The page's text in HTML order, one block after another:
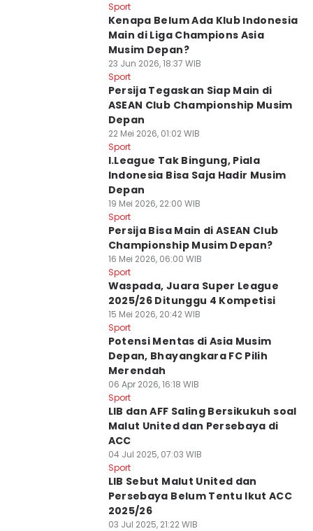
Sport
Kenapa Belum Ada Klub Indonesia
Main di Liga Champions Asia
Musim Depan?
23 Jun 2026, 18:37 WIB
Sport
Persija Tegaskan Siap Main di
ASEAN Club Championship Musim
Depan
22 Mei 2026, 01:02 WIB
Sport
I.League Tak Bingung, Piala
Indonesia Bisa Saja Hadir Musim
Depan
19 Mei 2026, 22:00 WIB
Sport
Persija Bisa Main di ASEAN Club
Championship Musim Depan?
16 Mei 2026, 06:00 WIB
Sport
Waspada, Juara Super League
2025/26 Ditunggu 4 Kompetisi
15 Mei 2026, 20:42 WIB
Sport
Potensi Mentas di Asia Musim
Depan, Bhayangkara FC Pilih
Merendah
06 Apr 2026, 16:18 WIB
Sport
LIB dan AFF Saling Bersikukuh soal
Malut United dan Persebaya di
ACC
04 Jul 2025, 07:03 WIB
Sport
LIB Sebut Malut United dan
Persebaya Belum Tentu Ikut ACC
2025/26
03 Jul 2025, 21:22 WIB